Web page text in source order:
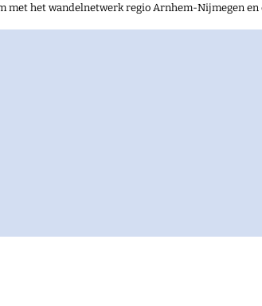
het wandelnetwerk regio Arnhem-Nijmegen en
jaar de thema’s vrijheid en